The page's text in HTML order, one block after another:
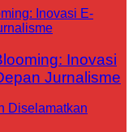
Inovasi
Jurnalisme